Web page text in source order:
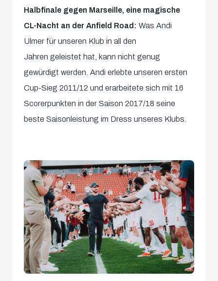
Halbfinale gegen Marseille, eine magische
CL-Nacht an der Anfield Road:Was Andi
Ulmer für unseren Klub in all den
Jahren geleistet hat, kann nicht genug
gewürdigt werden. Andi erlebte unseren ersten
Cup-Sieg 2011/12 und erarbeitete sich mit 16
Scorerpunkten in der Saison 2017/18 seine
beste Saisonleistung im Dress unseres Klubs.